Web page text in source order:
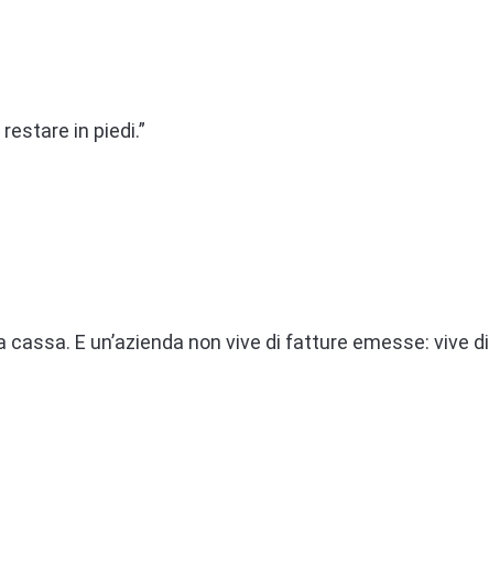
in piedi.”
E un’azienda non vive di fatture emesse: vive di